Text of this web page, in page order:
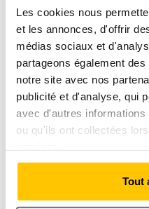
Les cookies nous
et les annonces, d'offrir
médias sociaux et
partageons également
notre site avec nos
publicité et d'analyse, qui
avec d'autres
ou qu'ils ont collectées
Tout